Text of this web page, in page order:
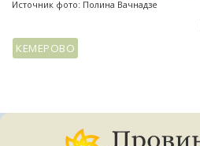
Источник фото: Полина Вачнадзе
КЕМЕРОВО